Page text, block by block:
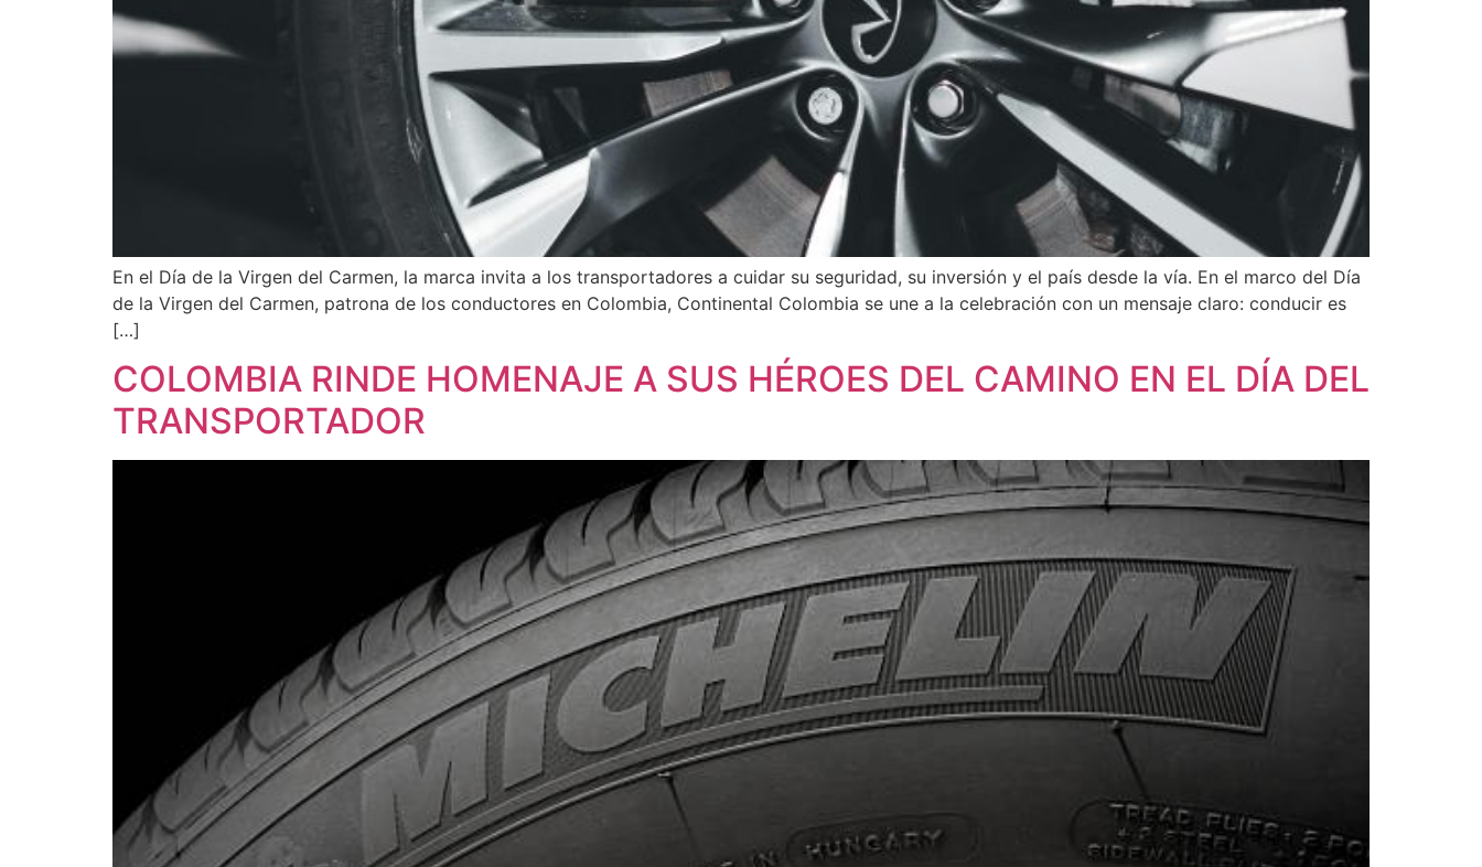
En el Día de la Virgen del Carmen, la marca invita a los transportadores a cuidar su seguridad, su inversión y el país desde la vía. En el marco del Día
de la Virgen del Carmen, patrona de los conductores en Colombia, Continental Colombia se une a la celebración con un mensaje claro: conducir es
[…]
COLOMBIA RINDE HOMENAJE A SUS HÉROES DEL CAMINO EN EL DÍA DEL
TRANSPORTADOR